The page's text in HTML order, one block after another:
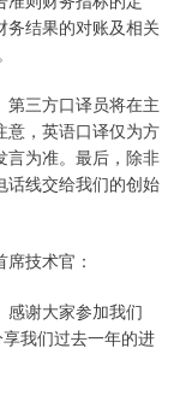
务结果的对账及相关
第三方口译员将在主
意，英语口译仅为方
言为准。最后，除非
话线交给我们的创始
技术官：
感谢大家参加我们
我们过去一年的进